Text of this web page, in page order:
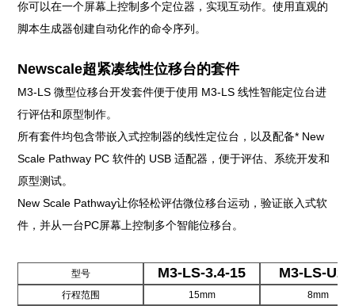
你可以在一个屏幕上控制多个定位器，实现互动作。使用直观的
脚本生成器创建自动化作的命令序列。
Newscale超紧凑线性位移台的套件
M3-LS 微型位移台开发套件便于使用 M3-LS 线性智能定位台进
行评估和原型制作。
所有套件均包含带嵌入式控制器的线性定位台，以及配备* New
Scale Pathway PC 软件的 USB 适配器，便于评估、系统开发和
原型测试。
New Scale Pathway让你轻松评估微位移台运动，验证嵌入式软
件，并从一台PC屏幕上控制多个智能位移台。
型号 M3-LS-3.4-15 M3-LS-U2-
行程范围 15mm 8mm